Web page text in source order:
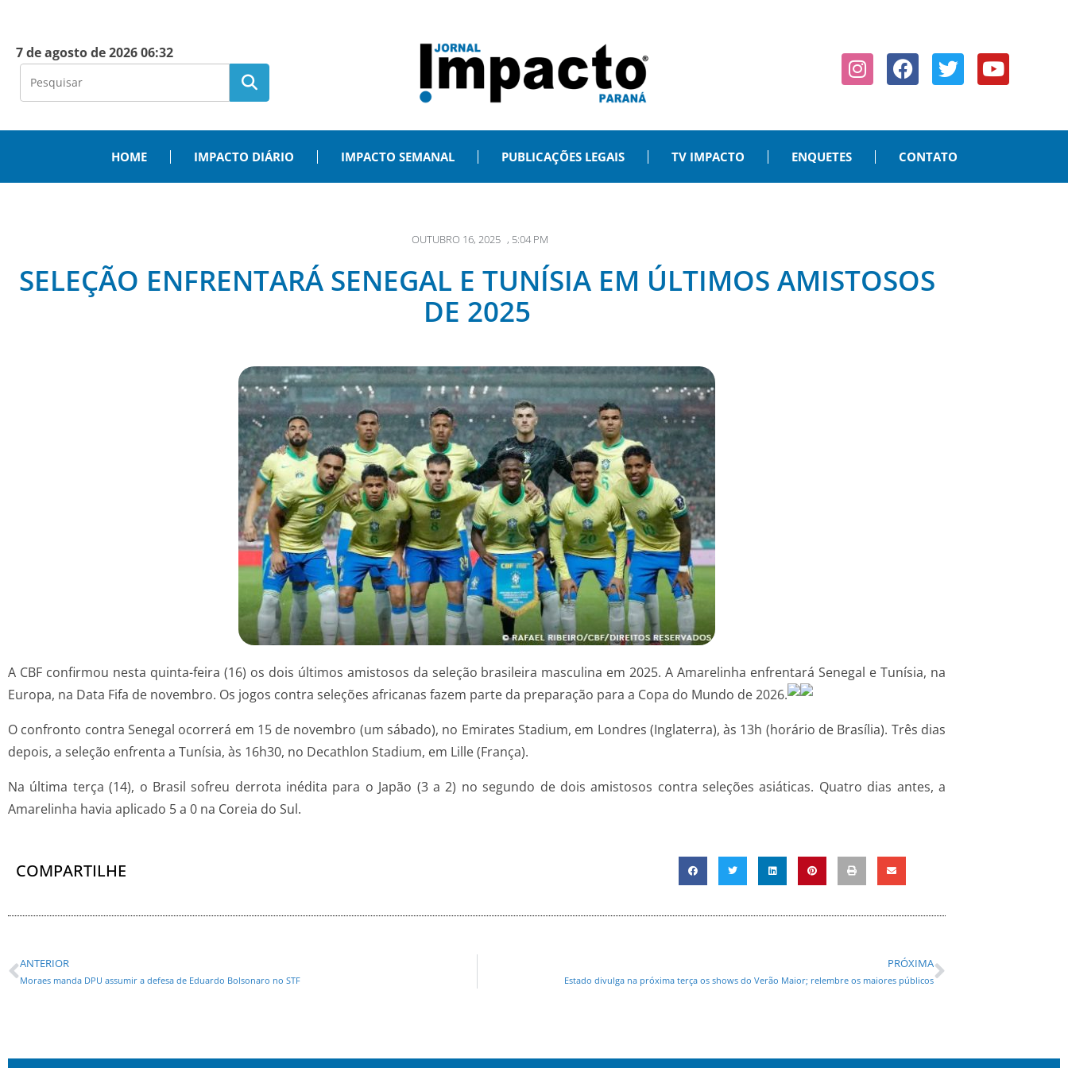
7 de agosto de 2026 06:32
HOME IMPACTO DIÁRIO IMPACTO SEMANAL PUBLICAÇÕES LEGAIS TV IMPACTO ENQUETES CONTATO
OUTUBRO 16, 2025 , 5:04 PM
SELEÇÃO ENFRENTARÁ SENEGAL E TUNÍSIA EM ÚLTIMOS AMISTOSOS
DE 2025
A CBF confirmou nesta quinta-feira (16) os dois últimos amistosos da seleção brasileira masculina em 2025. A Amarelinha enfrentará Senegal e Tunísia, na
Europa, na Data Fifa de novembro. Os jogos contra seleções africanas fazem parte da preparação para a Copa do Mundo de 2026.
O confronto contra Senegal ocorrerá em 15 de novembro (um sábado), no Emirates Stadium, em Londres (Inglaterra), às 13h (horário de Brasília). Três dias
depois, a seleção enfrenta a Tunísia, às 16h30, no Decathlon Stadium, em Lille (França).
Na última terça (14), o Brasil sofreu derrota inédita para o Japão (3 a 2) no segundo de dois amistosos contra seleções asiáticas. Quatro dias antes, a
Amarelinha havia aplicado 5 a 0 na Coreia do Sul.
COMPARTILHE
ANTERIOR
Moraes manda DPU assumir a defesa de Eduardo Bolsonaro no STF
PRÓXIMA
Estado divulga na próxima terça os shows do Verão Maior; relembre os maiores públicos